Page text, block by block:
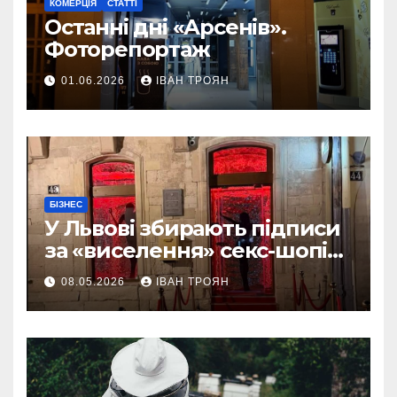
КОМЕРЦІЯ СТАТТІ
Останні дні «Арсенів».
Фоторепортаж
01.06.2026 ІВАН ТРОЯН
БІЗНЕС
У Львові збирають підписи
за «виселення» секс-шопів
із центру міста
08.05.2026 ІВАН ТРОЯН